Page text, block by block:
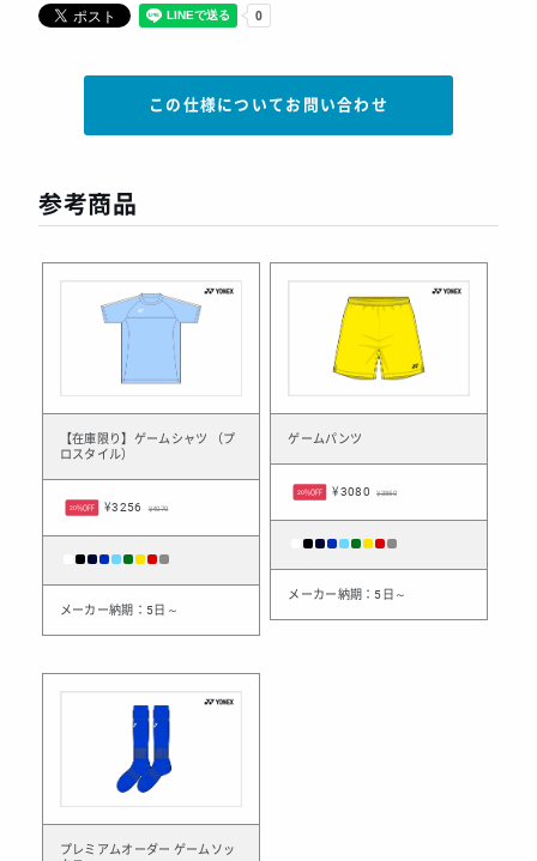
この仕様についてお問い合わせ
参考商品
【在庫限り】ゲームシャツ （プ
ロスタイル）
20%OFF ¥3256 ¥4070
メーカー納期：5日～
ゲームパンツ
20%OFF ¥3080 ¥3850
メーカー納期：5日～
プレミアムオーダー ゲームソッ